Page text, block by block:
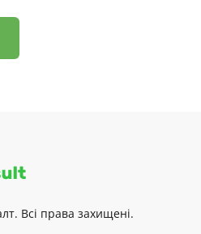
Всі права захищені.